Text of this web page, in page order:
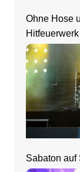
Ohne Hose
Sabaton auf